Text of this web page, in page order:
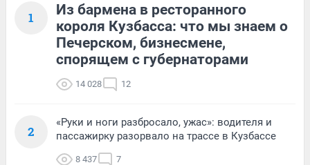
1
Из бармена в ресторанного
короля Кузбасса: что мы знаем о
Печерском, бизнесмене,
спорящем с губернаторами
14 028 12
2
«Руки и ноги разбросало, ужас»: водителя и
пассажирку разорвало на трассе в Кузбассе
8 437 7